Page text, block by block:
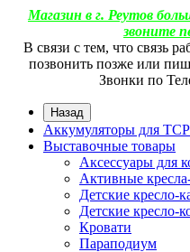
Магазин в г. Реутов
звоните
В связи с тем, что связь
позвонить позже или
Звонки по
Назад
Аккумуляторы для ТСР
Выставочные товары
Аксессуары для
Активные
Детские кресло-
Детские кресло-
Кровати
Параподиум